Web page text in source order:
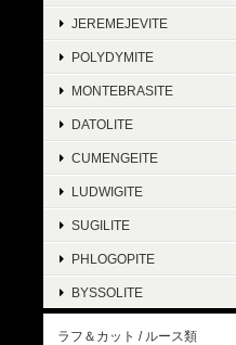
JEREMEJEVITE
POLYDYMITE
MONTEBRASITE
DATOLITE
CUMENGEITE
LUDWIGITE
SUGILITE
PHLOGOPITE
BYSSOLITE
ラフ＆カット / ルース類